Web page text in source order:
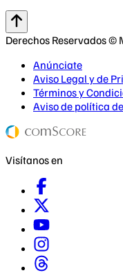
Derechos Reservados
Anúnciate
Aviso Legal y de
Términos y
Aviso de política
Visítanos en